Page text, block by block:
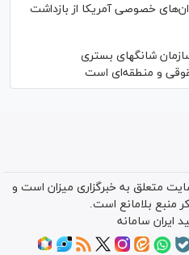
زندان‌های خصوصی آمریکا از بازداشت
شانگهای بستری
و منطقه‌ای است
متعلق به خبرگزاری میزان است و
منبع بلامانع است.
ایران سامانه